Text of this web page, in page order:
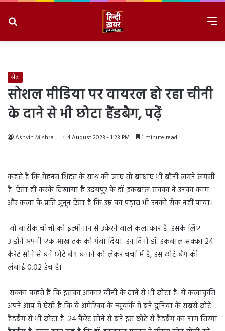
खेल
सोशल मीडिया पर वायरल हो रहा चीनी
के दाने से भी छोटा हैंडबैग, पढ़ें
Ashvin Mishra 4 August 2023 - 1:23 PM 1 minute read
कहते हैं कि मेहनत शिद्दत के साथ की जाए तो बाधाएं भी बौनी लगने लगती
हैं. ऐसा ही करके दिखाया है उदयपुर के डॉ. इकबाल सक्का ने उनका काम
और कला के प्रति जुनून ऐसा है कि उम्र का पड़ाव भी उनको रोक नहीं पाया।
वो बारीक चीजों को इत्मीनान से उकेरने वाले कलाकार हैं. इसके लिए
उन्होंने अपनी एक आंख तक को गंवा दिया. इन दिनों डॉ. इकबाल सक्का 24
कैरेट सोने से बने छोटे बैग बनाने को लेकर चर्चा में हैं, इस छोटे बैग की
लंबाई 0.02 इंच है।
सक्का कहते हैं कि इसका आकार चीनी के दाने से भी छोटा है. ये कलाकृति
अपने आप में ऐसी है कि ये अमेरिका के न्यूयॉर्क में बने दुनिया के सबसे छोटे
हैंडबैग से भी छोटा है. 24 कैरेट सोने से बने इस छोटे से हैंडबैग का नाम तिरंगा